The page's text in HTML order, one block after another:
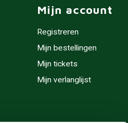
Mijn account
Registreren
Mijn bestellingen
Mijn tickets
Mijn verlanglijst